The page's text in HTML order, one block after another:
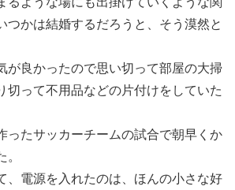
つかは結婚するだろうと、そう漠然と
が良かったので思い切って部屋の大掃
切って不用品などの片付けをしていた
ったサッカーチームの試合で朝早くか
、電源を入れたのは、ほんの小さな好